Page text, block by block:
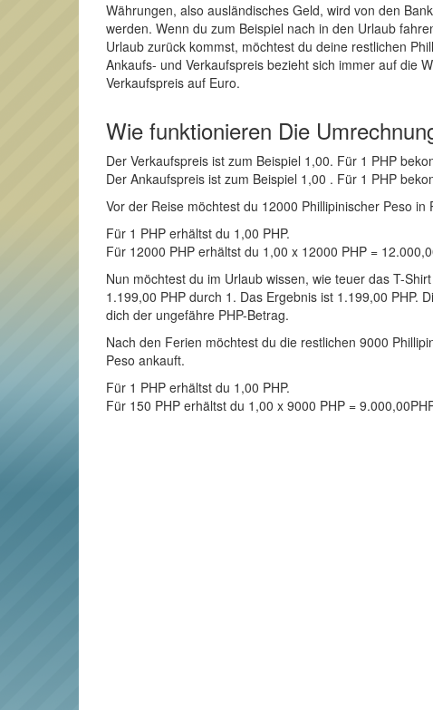
Währungen, also ausländisches Geld, wird von den
werden. Wenn du zum Beispiel nach in den Urlaub
Urlaub zurück kommst, möchtest du deine restlichen
Ankaufs- und Verkaufspreis bezieht sich immer auf die
Verkaufspreis auf Euro.
Wie funktionieren Die
Der Verkaufspreis ist zum Beispiel 1,00. Für 1 PHP
Der Ankaufspreis ist zum Beispiel 1,00 . Für 1 PHP
Vor der Reise möchtest du 12000 Phillipinischer Peso
Für 1 PHP erhältst du 1,00 PHP.
Für 12000 PHP erhältst du 1,00 x 12000 PHP =
Nun möchtest du im Urlaub wissen, wie teuer das T-
1.199,00 PHP durch 1. Das Ergebnis ist 1.199,00 PHP.
dich der ungefähre PHP-Betrag.
Nach den Ferien möchtest du die restlichen 9000
Peso ankauft.
Für 1 PHP erhältst du 1,00 PHP.
Für 150 PHP erhältst du 1,00 x 9000 PHP =